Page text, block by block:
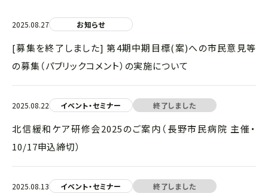
2025.08.27 お知らせ
[募集を終了しました] 第4期中期目標(案)への市民意見等
の募集（パブリックコメント）の実施について
2025.08.22 イベント・セミナー 終了しました
北信緩和ケア研修会2025のご案内（長野市民病院 主催・
10/17申込締切）
2025.08.13 イベント・セミナー 終了しました